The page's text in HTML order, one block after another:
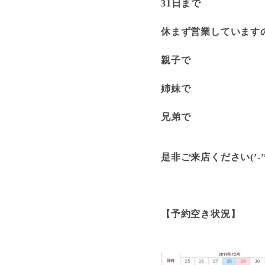
31日まで
休まず営業しています
親子で
姉妹で
兄弟で
是非ご来店ください(’-
【予約空き状況】